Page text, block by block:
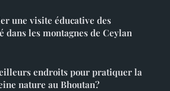
une visite éducative des
dans les montagnes de Ceylan
endroits pour pratiquer la
nature au Bhoutan?